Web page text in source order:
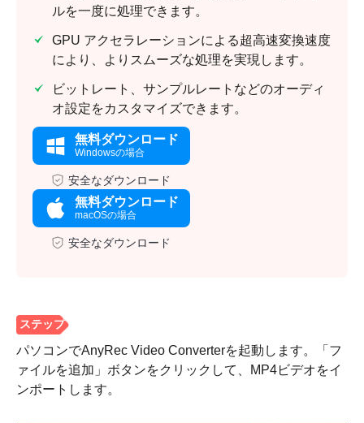
ルを一度に処理できます。
GPU アクセラレーションによる超高速変換速度
により、よりスムーズな処理を実現します。
ビットレート、サンプルレートなどのオーディ
オ設定をカスタマイズできます。
無料ダウンロード
Windowsの場合
安全なダウンロード
無料ダウンロード
macOSの場合
安全なダウンロード
パソコンでAnyRec Video Converterを起動します。「フ
ァイルを追加」ボタンをクリックして、MP4ビデオをイ
ンポートします。